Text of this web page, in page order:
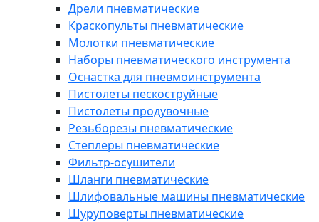
Дрели пневматические
Краскопульты пневматические
Молотки пневматические
Наборы пневматического инструмента
Оснастка для пневмоинструмента
Пистолеты пескоструйные
Пистолеты продувочные
Резьборезы пневматические
Степлеры пневматические
Фильтр-осушители
Шланги пневматические
Шлифовальные машины пневматические
Шуруповерты пневматические